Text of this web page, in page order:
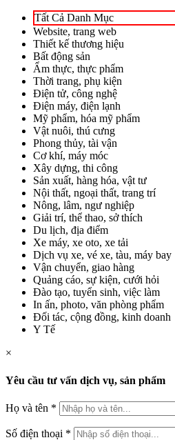
Tất Cả Danh Mục
Website, trang web
Thiết kế thương hiệu
Bất động sản
Ẩm thực, thực phẩm
Thời trang, phụ kiện
Điện tử, công nghệ
Điện máy, điện lạnh
Mỹ phẩm, hóa mỹ phẩm
Vật nuôi, thú cưng
Phong thủy, tài vận
Cơ khí, máy móc
Xây dựng, thi công
Sản xuất, hàng hóa, vật tư
Nội thất, ngoại thất, trang trí
Nông, lâm, ngư nghiệp
Giải trí, thể thao, sở thích
Du lịch, địa điểm
Xe máy, xe oto, xe tải
Dịch vụ xe, vé xe, tàu, máy bay
Vận chuyển, giao hàng
Quảng cáo, sự kiện, cưới hỏi
Đào tạo, tuyển sinh, việc làm
In ấn, photo, văn phòng phẩm
Đối tác, cộng đồng, kinh doanh
Y Tế
×
Yêu cầu tư vấn dịch vụ, sản phẩm
Họ và tên *
Số điện thoại *